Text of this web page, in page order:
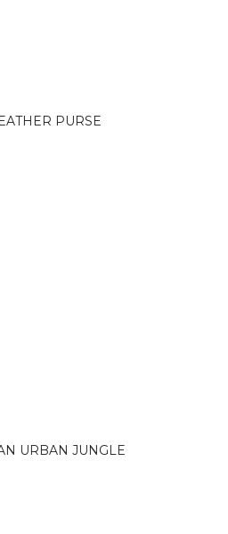
PURSE
URBAN JUNGLE